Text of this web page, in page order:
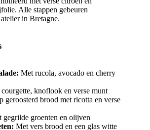
Alle stappen gebeuren
in Bretagne.
Met rucola, avocado en cherry
knoflook en verse munt
geroosterd brood met ricotta en verse
gegrilde groenten en olijven
Met vers brood en een glas witte